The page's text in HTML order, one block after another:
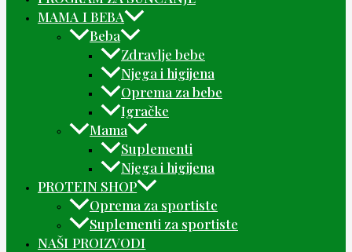
MAMA I BEBA
Beba
Zdravlje bebe
Njega i higijena
Oprema za bebe
Igračke
Mama
Suplementi
Njega i higijena
PROTEIN SHOP
Oprema za sportiste
Suplementi za sportiste
NAŠI PROIZVODI